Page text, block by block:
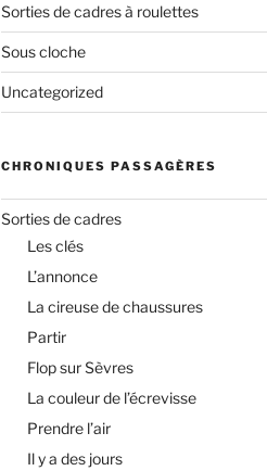
Sorties de cadres à roulettes
Sous cloche
Uncategorized
CHRONIQUES PASSAGÈRES
Sorties de cadres
Les clés
L’annonce
La cireuse de chaussures
Partir
Flop sur Sèvres
La couleur de l’écrevisse
Prendre l’air
Il y a des jours